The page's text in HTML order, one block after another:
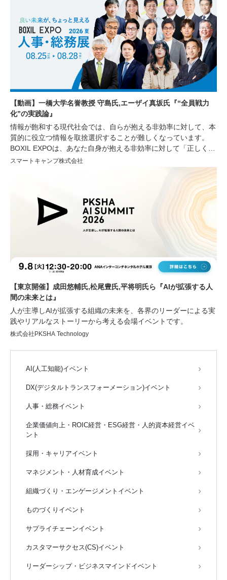
【動画】一橋大学名誉教授 守島氏,エーザイ真坂氏『“全員戦力
化”の実践論』
情報が飽和する現代社会では、自らが抱える非効率に対して、本
質的に役立つ情報を取捨選択することが難しくなっています。
BOXIL EXPOは、あなた自身が抱える非効率に対して「正しく」
「シンプル」な情報を提供し、非効率の解消や生産性の向上をサ
ポートするオンラインイベントです。今回は経営者や人事・労
務、総務部門で働く方々を対象に、人材の採用育成や組織づく
り、業務効率化に繋がる講演をはじめ、様々な非効率を解消する
サービスが紹介されるセミナーや、サービスを比較できる機会を
ご用意しております。
スマートキャンプ株式会社
【東京開催】成田悠輔氏,松尾豊氏,平将明氏ら『AIが拡張する人
間の未来とは』
人が主導しAIが拡張する組織の未来を、各界のリーダーによる実
践やリアルなストーリーから考える会場イベントです。
株式会社PKSHA Technology
AI(人工知能)イベント
DX(デジタルトランスフォーメーション)イベント
人事・総務イベント
企業価値向上・ROIC経営・ESG経営・人的資本経営イベ
ント
採用・キャリアイベント
マネジメント・人材育成イベント
組織づくり・エンゲージメントイベント
ものづくりイベント
サプライチェーンイベント
カスタマーサクセス(CS)イベント
リーダーシップ・ビジネスマインドイベント